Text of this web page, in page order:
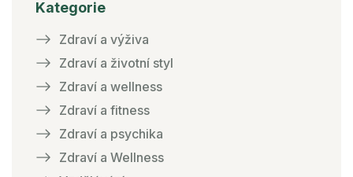
Kategorie
Zdraví a výživa
Zdraví a životní styl
Zdraví a wellness
Zdraví a fitness
Zdraví a psychika
Zdraví a Wellness